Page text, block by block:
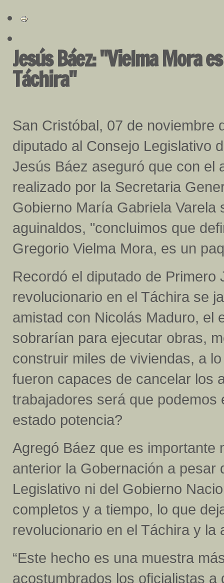
Jesús Báez: "Vielma Mora
Táchira"
San Cristóbal, 07 de noviembre
diputado al Consejo Legislativo
Jesús Báez aseguró que con el
realizado por la Secretaria
Gobierno María Gabriela
aguinaldos, "concluimos que
Gregorio Vielma Mora, es un
Recordó el diputado de
revolucionario en el Táchira se
amistad con Nicolás Maduro, el
sobrarían para ejecutar obras,
construir miles de viviendas, a
fueron capaces de cancelar los
trabajadores será que
estado potencia?
Agregó Báez que es importante
anterior la Gobernación a pesar
Legislativo ni del Gobierno
completos y a tiempo, lo que
revolucionario en el Táchira y
“Este hecho es una muestra
acostumbrados los oficialistas